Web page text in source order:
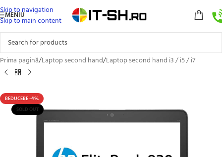
Skip to navigation
Skip to main content
MENIU
Prima pagină/Laptop second hand/Laptop second hand i3 / i5 / i7
REDUCERE -4%
SOLD OUT